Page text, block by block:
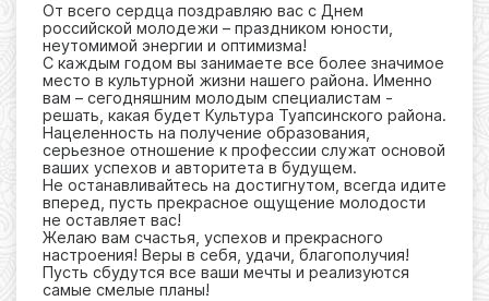
От всего сердца поздравляю вас с Днем
российской молодежи – праздником юности,
неутомимой энергии и оптимизма!
С каждым годом вы занимаете все более значимое
место в культурной жизни нашего района. Именно
вам – сегодняшним молодым специалистам -
решать, какая будет Культура Туапсинского района.
Нацеленность на получение образования,
серьезное отношение к профессии служат основой
ваших успехов и авторитета в будущем.
Не останавливайтесь на достигнутом, всегда идите
вперед, пусть прекрасное ощущение молодости
не оставляет вас!
Желаю вам счастья, успехов и прекрасного
настроения! Веры в себя, удачи, благополучия!
Пусть сбудутся все ваши мечты и реализуются
самые смелые планы!